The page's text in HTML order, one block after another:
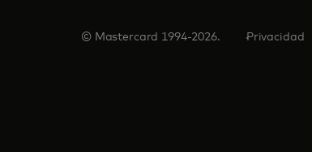
© Mastercard 1994-2026. Privacidad